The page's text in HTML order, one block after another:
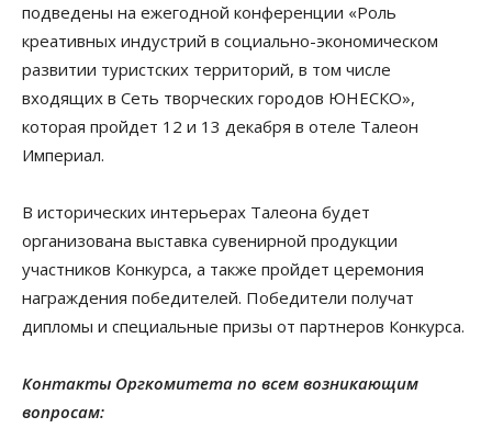
подведены на ежегодной конференции «Роль
креативных индустрий в социально-экономическом
развитии туристских территорий, в том числе
входящих в Сеть творческих городов ЮНЕСКО»,
которая пройдет 12 и 13 декабря в отеле Талеон
Империал.
В исторических интерьерах Талеона будет
организована выставка сувенирной продукции
участников Конкурса, а также пройдет церемония
награждения победителей. Победители получат
дипломы и специальные призы от партнеров Конкурса.
Контакты Оргкомитета по всем возникающим
вопросам: